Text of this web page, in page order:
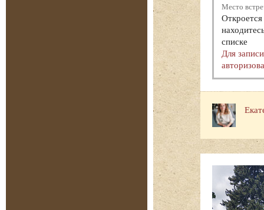
Место
списке
Для